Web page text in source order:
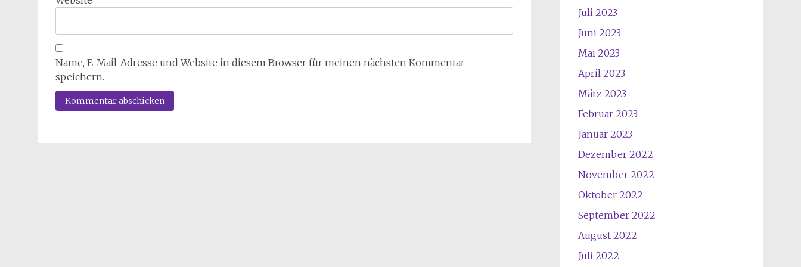
Name, E-Mail-Adresse und Website in diesem Browser für meinen nächsten Kommentar
speichern.
Juli 2023
Juni 2023
Mai 2023
April 2023
März 2023
Februar 2023
Januar 2023
Dezember 2022
November 2022
Oktober 2022
September 2022
August 2022
Juli 2022